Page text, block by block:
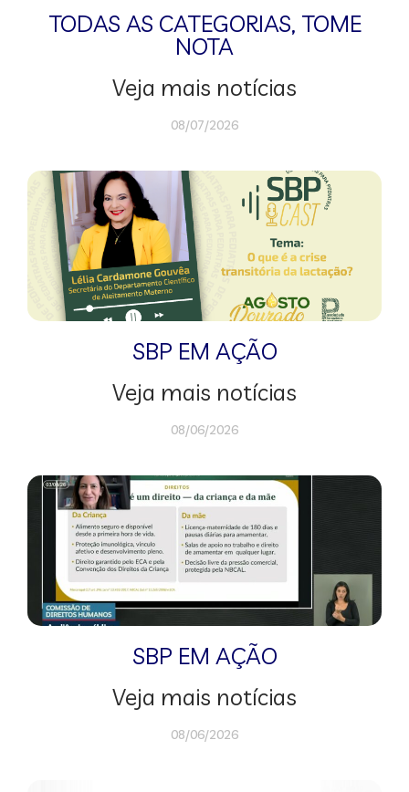
TODAS AS CATEGORIAS, TOME
NOTA
Veja mais notícias
08/07/2026
SBP EM AÇÃO
Veja mais notícias
08/06/2026
SBP EM AÇÃO
Veja mais notícias
08/06/2026